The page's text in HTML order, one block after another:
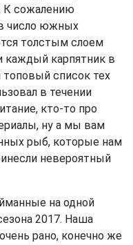
К сожалению
число южных
толстым слоем
каждый карпятник в
список тех
в течении
кто-то про
ну а мы вам
рыб, которые нам
невероятный
на одной
2017. Наша
рано, конечно же